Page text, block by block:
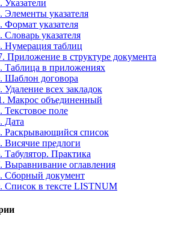
Указатели
Элементы указателя
Формат указателя
Словарь указателя
Нумерация таблиц
Приложение в структуре документа
Таблица в приложениях
Шаблон договора
Удаление всех закладок
Макрос объединенный
Текстовое поле
Дата
Раскрывающийся список
Висячие предлоги
Табулятор. Практика
Выравнивание оглавления
Сборный документ
Список в тексте LISTNUM